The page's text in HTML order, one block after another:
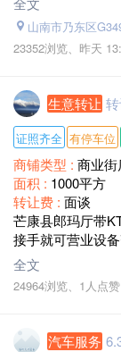
山南市乃东区
23352浏览、 昨天
生意转让
证照齐全 有停车位
商铺类型 : 商业街
面积 : 1000平方
转让费 : 面谈
芒康县郎玛厅带
接手就可营业设
全文
24964浏览、 1人点赞
汽车服务